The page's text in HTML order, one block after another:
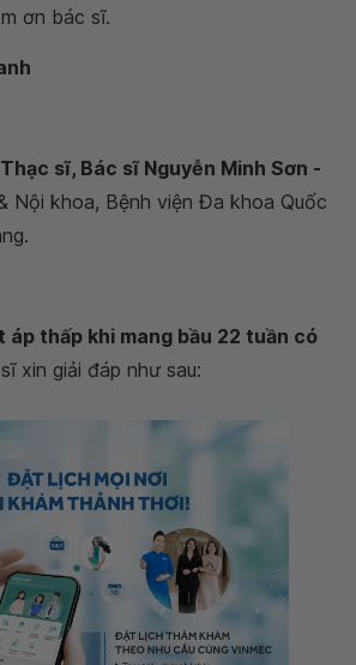
ơn bác sĩ.
Thạc sĩ, Bác sĩ Nguyễn Minh Sơn -
Nội khoa, Bệnh viện Đa khoa Quốc
áp thấp khi mang bầu 22 tuần có
xin giải đáp như sau: